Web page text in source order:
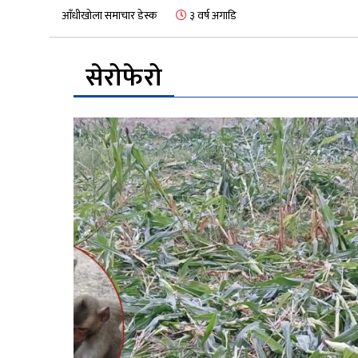
आँधीखोला समाचार डेस्क ३ वर्ष अगाडि
सेरोफेरो